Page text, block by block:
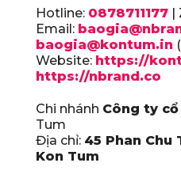
Hotline: 0878711177 |
Email:
baogia@kontum.in
Website: https://
https://nbrand.co
Chi nhánh Công ty
Tum
Địa chỉ: 45 Phan Chu
Kon Tum